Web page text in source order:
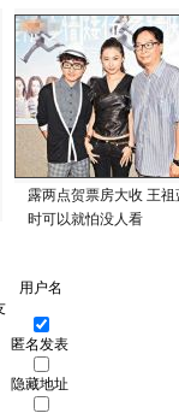
露两点贺票房大收 王祖
时可以就怕没人看
用户名
匿名发表
隐藏地址